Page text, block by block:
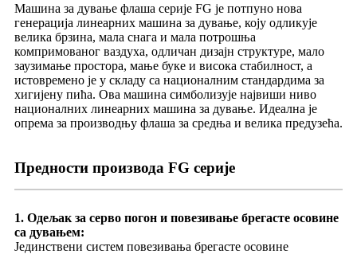
Машина за дување флаша серије FG је потпуно нова
генерација линеарних машина за дување, коју одликује
велика брзина, мала снага и мала потрошња
компримованог ваздуха, одличан дизајн структуре, мало
заузимање простора, мање буке и висока стабилност, а
истовремено је у складу са националним стандардима за
хигијену пића. Ова машина симболизује највиши ниво
националних линеарних машина за дување. Идеална је
опрема за производњу флаша за средња и велика предузећа.
Предности производа FG серије
1. Одељак за серво погон и повезивање брегасте осовине
са дувањем:
Јединствени систем повезивања брегасте осовине